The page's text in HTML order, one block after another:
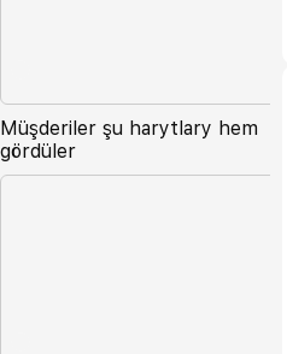
Müşderiler şu harytlary hem
gördüler